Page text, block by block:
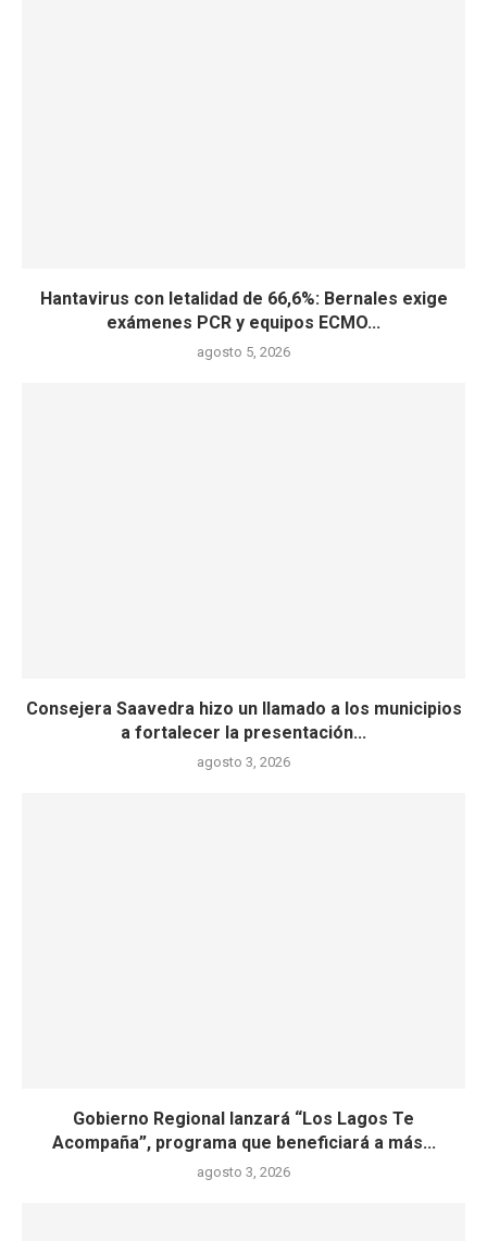
Hantavirus con letalidad de 66,6%: Bernales exige
exámenes PCR y equipos ECMO...
agosto 5, 2026
Consejera Saavedra hizo un llamado a los municipios
a fortalecer la presentación...
agosto 3, 2026
Gobierno Regional lanzará “Los Lagos Te
Acompaña”, programa que beneficiará a más...
agosto 3, 2026